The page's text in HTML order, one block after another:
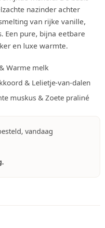
nazinder achter
van rijke vanille,
Een pure, bijna eetbare
en luxe warmte.
Warme melk
& Lelietje-van-dalen
muskus & Zoete praliné
vandaag